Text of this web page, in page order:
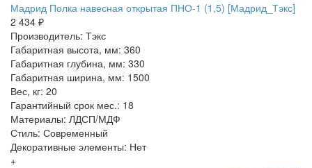
Мадрид Полка навесная открытая ПНО-1 (1,5) [Мадрид_Тэкс]
2 434 ₽
Производитель: Тэкс
Габаритная высота, мм: 360
Габаритная глубина, мм: 330
Габаритная ширина, мм: 1500
Вес, кг: 20
Гарантийный срок мес.: 18
Материалы: ЛДСП/МДФ
Стиль: Современный
Декоративные элементы: Нет
+